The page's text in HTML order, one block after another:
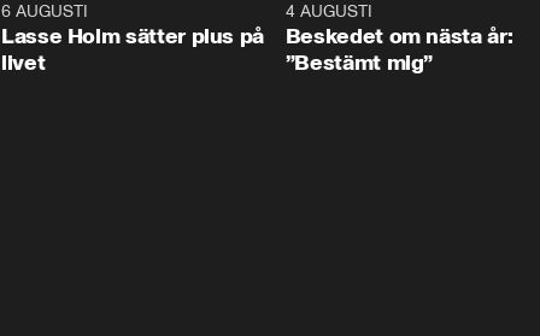
6 AUGUSTI
Lasse Holm sätter plus på
livet
4 AUGUSTI
Beskedet om nästa år:
”Bestämt mig”